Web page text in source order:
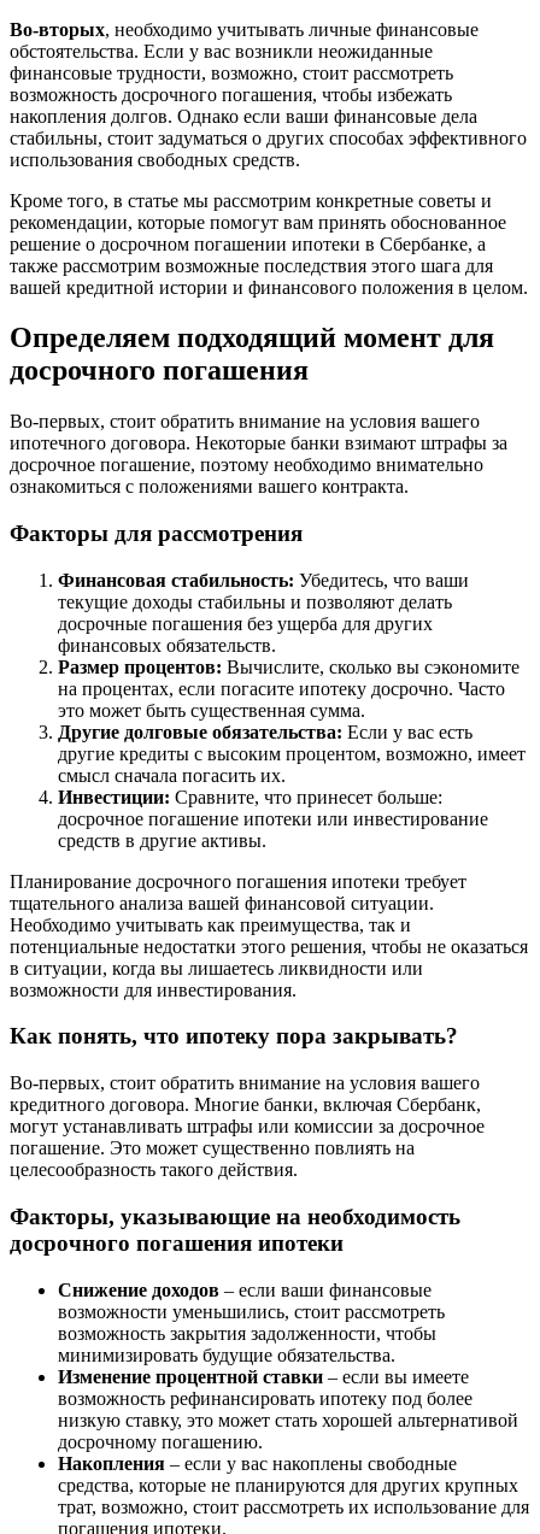
Во-вторых, необходимо учитывать личные финансовые
обстоятельства. Если у вас возникли неожиданные
финансовые трудности, возможно, стоит рассмотреть
возможность досрочного погашения, чтобы избежать
накопления долгов. Однако если ваши финансовые дела
стабильны, стоит задуматься о других способах эффективного
использования свободных средств.
Кроме того, в статье мы рассмотрим конкретные советы и
рекомендации, которые помогут вам принять обоснованное
решение о досрочном погашении ипотеки в Сбербанке, а
также рассмотрим возможные последствия этого шага для
вашей кредитной истории и финансового положения в целом.
Определяем подходящий момент для
досрочного погашения
Во-первых, стоит обратить внимание на условия вашего
ипотечного договора. Некоторые банки взимают штрафы за
досрочное погашение, поэтому необходимо внимательно
ознакомиться с положениями вашего контракта.
Факторы для рассмотрения
Финансовая стабильность: Убедитесь, что ваши
текущие доходы стабильны и позволяют делать
досрочные погашения без ущерба для других
финансовых обязательств.
Размер процентов: Вычислите, сколько вы сэкономите
на процентах, если погасите ипотеку досрочно. Часто
это может быть существенная сумма.
Другие долговые обязательства: Если у вас есть
другие кредиты с высоким процентом, возможно, имеет
смысл сначала погасить их.
Инвестиции: Сравните, что принесет больше:
досрочное погашение ипотеки или инвестирование
средств в другие активы.
Планирование досрочного погашения ипотеки требует
тщательного анализа вашей финансовой ситуации.
Необходимо учитывать как преимущества, так и
потенциальные недостатки этого решения, чтобы не оказаться
в ситуации, когда вы лишаетесь ликвидности или
возможности для инвестирования.
Как понять, что ипотеку пора закрывать?
Во-первых, стоит обратить внимание на условия вашего
кредитного договора. Многие банки, включая Сбербанк,
могут устанавливать штрафы или комиссии за досрочное
погашение. Это может существенно повлиять на
целесообразность такого действия.
Факторы, указывающие на необходимость
досрочного погашения ипотеки
Снижение доходов – если ваши финансовые
возможности уменьшились, стоит рассмотреть
возможность закрытия задолженности, чтобы
минимизировать будущие обязательства.
Изменение процентной ставки – если вы имеете
возможность рефинансировать ипотеку под более
низкую ставку, это может стать хорошей альтернативой
досрочному погашению.
Накопления – если у вас накоплены свободные
средства, которые не планируются для других крупных
трат, возможно, стоит рассмотреть их использование для
погашения ипотеки.